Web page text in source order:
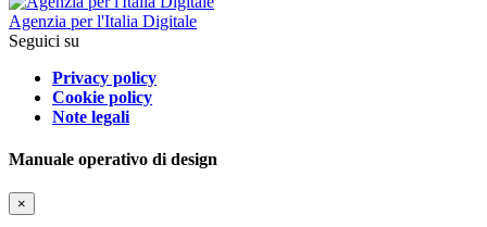
Agenzia per l'Italia Digitale
Seguici su
Privacy policy
Cookie policy
Note legali
Manuale operativo di design
×